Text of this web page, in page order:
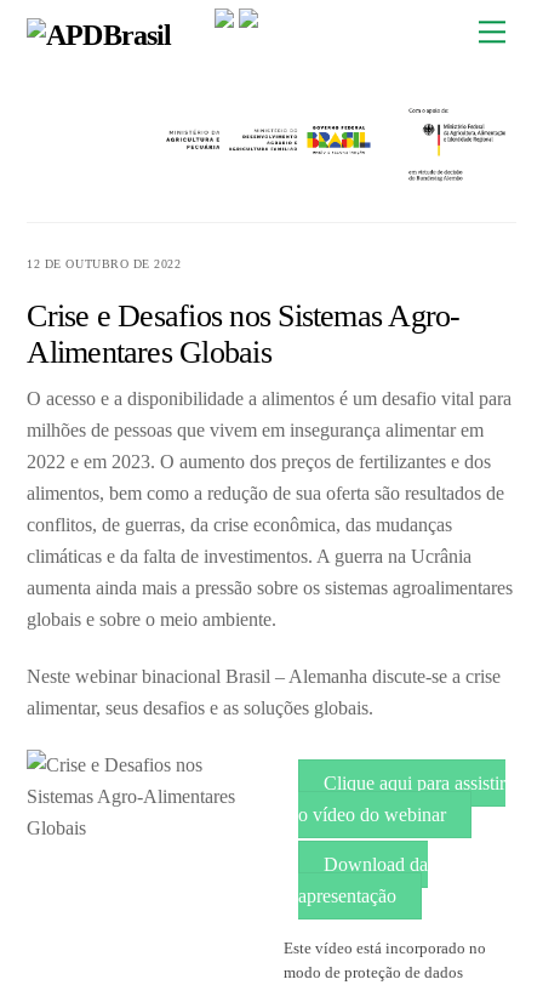
Skip
12 DE OUTUBRO DE 2022
Crise e Desafios nos Sistemas Agro-
Alimentares Globais
O acesso e a disponibilidade a alimentos é um desafio vital para
milhões de pessoas que vivem em insegurança alimentar em
2022 e em 2023. O aumento dos preços de fertilizantes e dos
alimentos, bem como a redução de sua oferta são resultados de
conflitos, de guerras, da crise econômica, das mudanças
climáticas e da falta de investimentos. A guerra na Ucrânia
aumenta ainda mais a pressão sobre os sistemas agroalimentares
globais e sobre o meio ambiente.
Neste webinar binacional Brasil – Alemanha discute-se a crise
alimentar, seus desafios e as soluções globais.
Clique aqui para assistir
o vídeo do webinar
Download da
apresentação
Este vídeo está incorporado no
modo de proteção de dados